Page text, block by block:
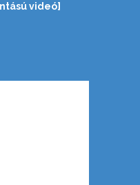
videó]